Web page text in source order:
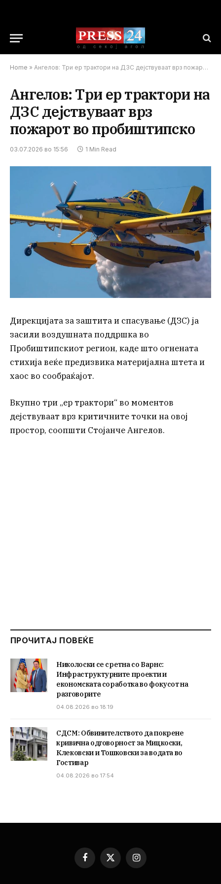
Home » Ангелов: Три ер трактори на ДЗС дејствуваат врз пожарот во пробиштипско
Ангелов: Три ер трактори на
ДЗС дејствуваат врз
пожарот во пробиштипско
03.07.2026 во 15:56 1 Min Read
Дирекцијата за заштита и спасување (ДЗС) ја
засили воздушната поддршка во
Пробиштипскиот регион, каде што огнената
стихија веќе предизвика материјална штета и
хаос во сообраќајот.
Вкупно три „ер трактори“ во моментов
дејствуваат врз критичните точки на овој
простор, соопшти Стојанче Ангелов.
ПРОЧИТАЈ ПОВЕЌЕ
Николоски се сретна со Варнс:
Инфраструктурните проекти и
економската соработка во фокусот на
разговорите
04.08.2026 во 18:19
СДСМ: Обвинителството да покрене
кривична одговорност за Мицкоски,
Клековски и Тошковски за водата во
Гостивар
04.08.2026 во 17:54
Facebook
X
(Twitter)
Instagram